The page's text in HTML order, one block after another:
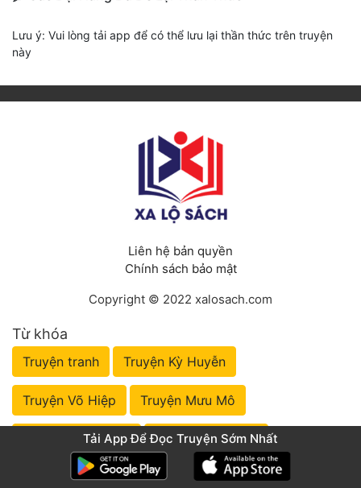
Lưu ý: Vui lòng tải app để có thể lưu lại thần thức trên truyện
này
Liên hệ bản quyền
Chính sách bảo mật
Copyright © 2022 xalosach.com
Từ khóa
Truyện tranh Truyện Kỳ Huyễn
Truyện Võ Hiệp Truyện Mưu Mô
Truyện Nhập Môn Truyện Tiên Hiệp
Truyện Đô Thị Truyện Huyền Huyễn
Tải App Để Đọc Truyện Sớm Nhất